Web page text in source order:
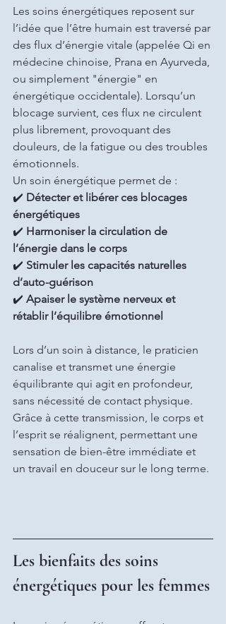
Les soins énergétiques reposent sur
l’idée que l’être humain est traversé par
des flux d’énergie vitale (appelée Qi en
médecine chinoise, Prana en Ayurveda,
ou simplement "énergie" en
énergétique occidentale). Lorsqu’un
blocage survient, ces flux ne circulent
plus librement, provoquant des
douleurs, de la fatigue ou des troubles
émotionnels.
Un soin énergétique permet de :
✔️ Détecter et libérer ces blocages
énergétiques
✔️ Harmoniser la circulation de
l’énergie dans le corps
✔️ Stimuler les capacités naturelles
d’auto-guérison
✔️ Apaiser le système nerveux et
rétablir l’équilibre émotionnel
Lors d’un soin à distance, le praticien
canalise et transmet une énergie
équilibrante qui agit en profondeur,
sans nécessité de contact physique.
Grâce à cette transmission, le corps et
l’esprit se réalignent, permettant une
sensation de bien-être immédiate et
un travail en douceur sur le long terme.
Les bienfaits des soins
énergétiques pour les femmes